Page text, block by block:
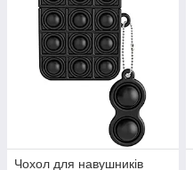
Чохол для навушників